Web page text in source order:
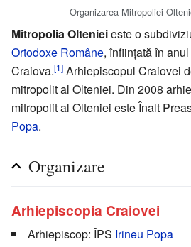
Organizarea Mitropoliei
Mitropolia Oltenieieste o
Ortodoxe Române, înființată în
Craiova.[1] Arhiepiscopul Craiovei
mitropolit al Olteniei. Din 2008
mitropolit al Olteniei este Înalt
Popa.
Organizare
Arhiepiscopia Craiovei
Arhiepiscop: ÎPS Irineu Popa